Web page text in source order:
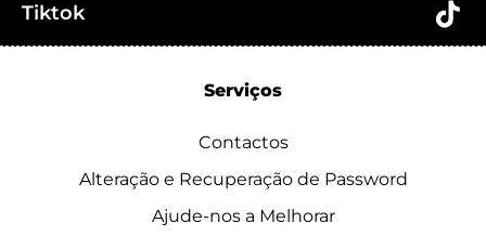
Tiktok
Serviços
Contactos
Alteração e Recuperação de Password
Ajude-nos a Melhorar